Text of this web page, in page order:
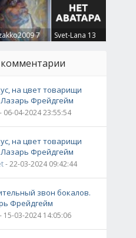
7 Svet-Lana 13
на цвет товарищи
Лазарь Фрейдгейм
- 06-04-2024 23:55:54
на цвет товарищи
Лазарь Фрейдгейм
- 22-03-2024 09:42:44
звон бокалов.
Фрейдгейм
- 15-03-2024 14:05:06